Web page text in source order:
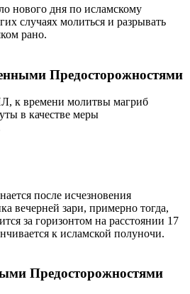
нового дня по исламскому
случаях молиться и разрывать
рано.
Предосторожностями
к времени молитвы магриб
в качестве меры
после исчезновения
вечерней зари, примерно тогда,
за горизонтом на расстоянии 17
к исламской полуночи.
Предосторожностями